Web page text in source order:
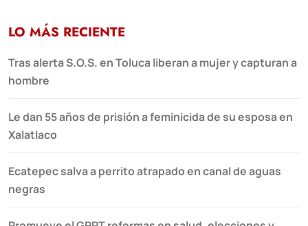
LO MÁS RECIENTE
Tras alerta S.O.S. en Toluca liberan a mujer y capturan a
hombre
Le dan 55 años de prisión a feminicida de su esposa en
Xalatlaco
Ecatepec salva a perrito atrapado en canal de aguas
negras